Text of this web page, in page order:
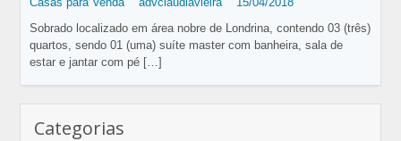
Sobrado localizado em área nobre de Londrina, contendo 03 (três)
quartos, sendo 01 (uma) suíte master com banheira, sala de
estar e jantar com pé […]
Categorias